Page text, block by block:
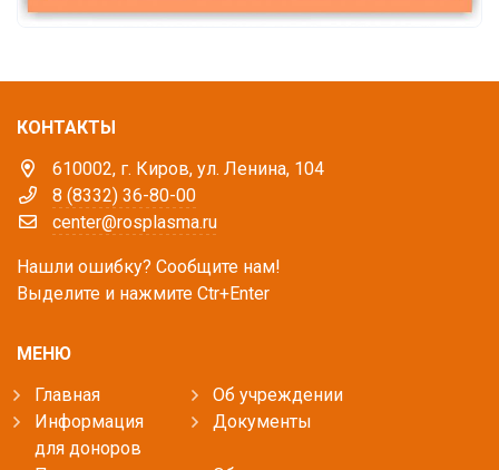
КОНТАКТЫ
610002, г. Киров, ул. Ленина, 104
8 (8332) 36-80-00
center@rosplasma.ru
Нашли ошибку? Сообщите нам!
Выделите и нажмите Ctr+Enter
МЕНЮ
Главная
Об учреждении
Информация
для доноров
Документы